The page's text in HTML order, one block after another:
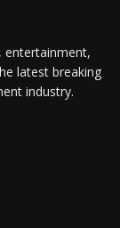
entertainment,
latest breaking
industry.